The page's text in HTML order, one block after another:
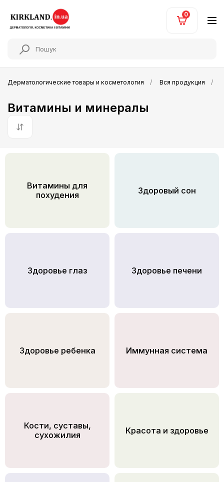
0
Дерматологические товары и косметология Вся продукция
Витамины и минералы
По умолчанию
Витамины для
похудения
Здоровый сон
Здоровье глаз Здоровье печени
Здоровье ребенка Иммунная система
Кости, суставы,
сухожилия
Красота и здоровье